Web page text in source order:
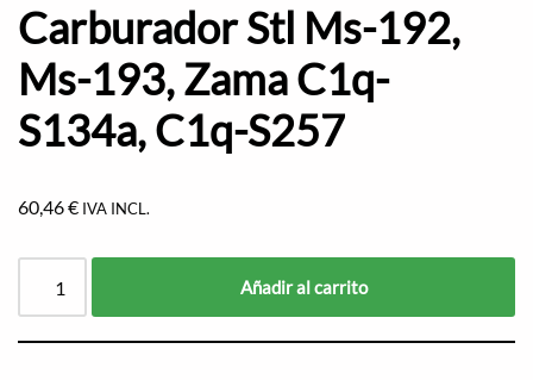
Carburador Stl Ms-192,
Ms-193, Zama C1q-
S134a, C1q-S257
60,46€ IVA INCL.
Añadir al carrito